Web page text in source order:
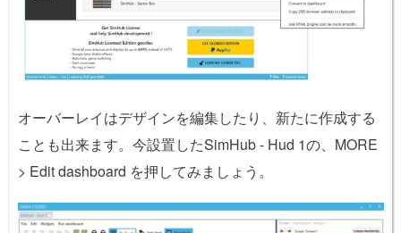
オーバーレイはデザインを編集したり、新たに作成する
ことも出来ます。今設置したSimHub - Hud 1の、MORE
> Edit dashboard を押してみましょう。